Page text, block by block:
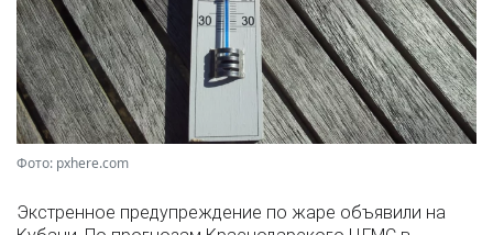
Фото: pxhere.com
Экстренное предупреждение по жаре объявили на